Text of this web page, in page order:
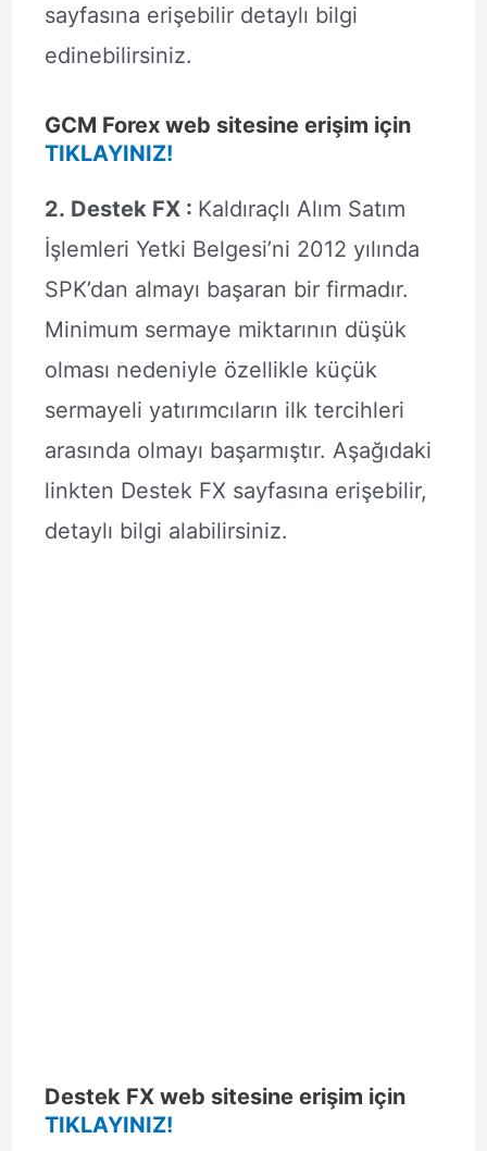
sayfasına erişebilir detaylı bilgi
edinebilirsiniz.
GCM Forex web sitesine erişim için
TIKLAYINIZ!
2. Destek FX : Kaldıraçlı Alım Satım
İşlemleri Yetki Belgesi’ni 2012 yılında
SPK’dan almayı başaran bir firmadır.
Minimum sermaye miktarının düşük
olması nedeniyle özellikle küçük
sermayeli yatırımcıların ilk tercihleri
arasında olmayı başarmıştır. Aşağıdaki
linkten Destek FX sayfasına erişebilir,
detaylı bilgi alabilirsiniz.
Destek FX web sitesine erişim için
TIKLAYINIZ!